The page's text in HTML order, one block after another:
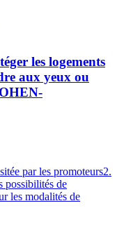
les logements
aux yeux ou
par les promoteurs2.
possibilités de
les modalités de